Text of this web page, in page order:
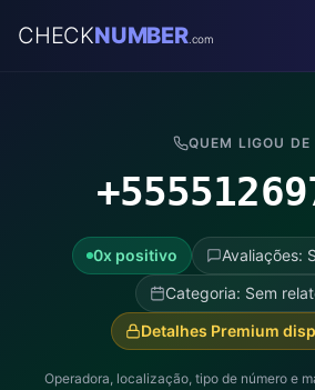
CHECKNUMBER.com
QUEM LIGOU DE
0x positivo
Avaliações:
Categoria: Sem
Detalhes Premium
Operadora, localização, tipo de número e